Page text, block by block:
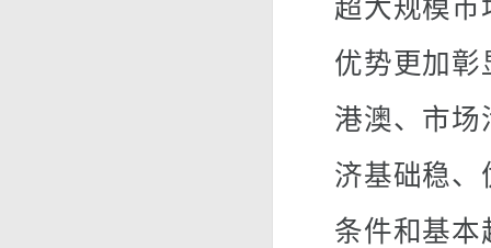
超大规模市
优势更加彰
港澳、市场
济基础稳、
条件和基本